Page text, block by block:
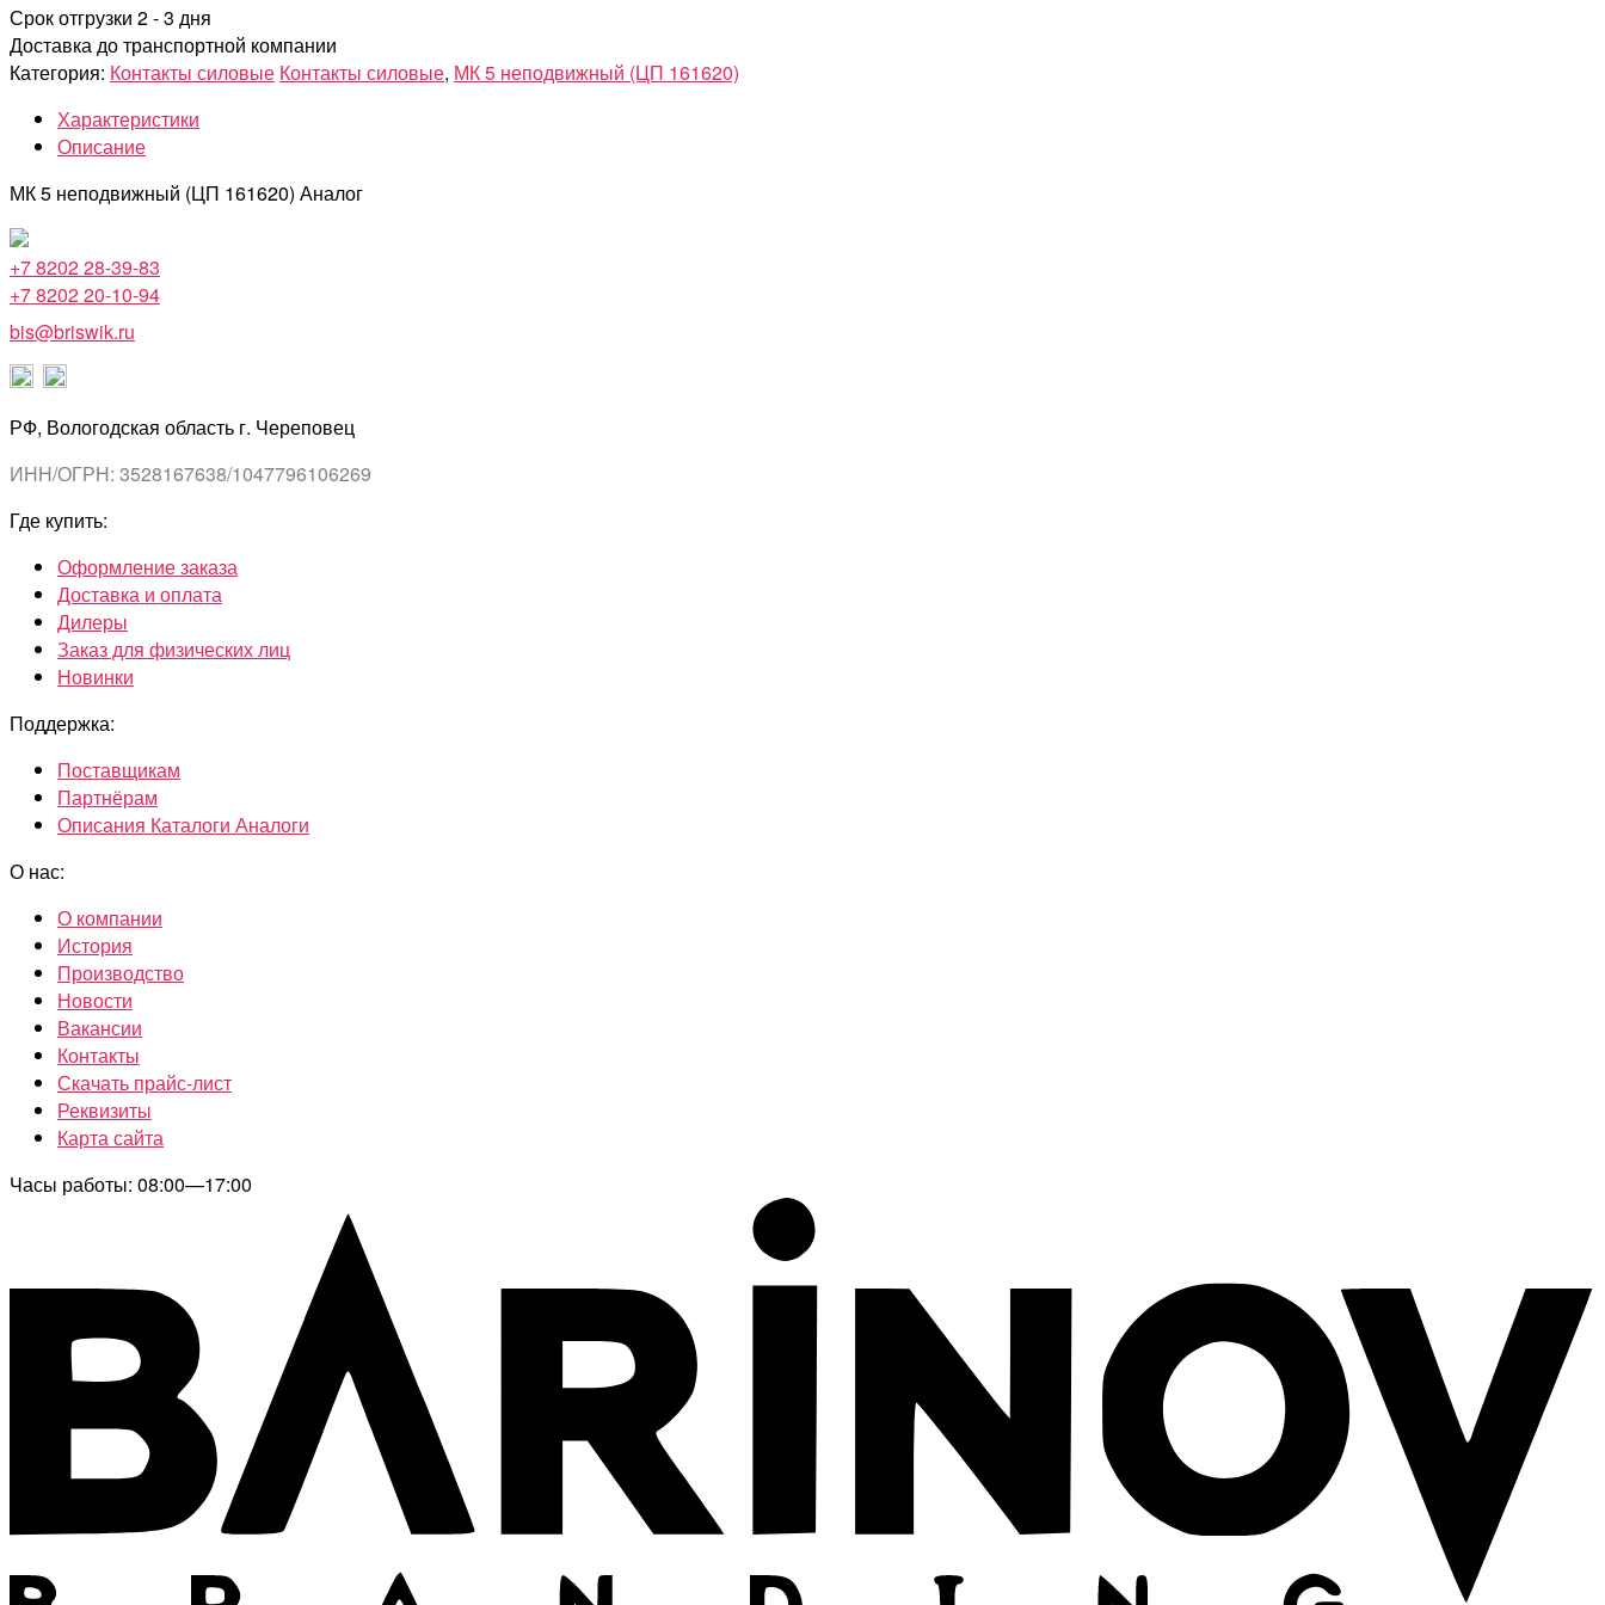
Срок отгрузки 2 - 3 дня
Доставка до транспортной компании
Категория: Контакты силовые Контакты силовые, МК 5 неподвижный (ЦП 161620)
Характеристики
Описание
МК 5 неподвижный (ЦП 161620) Аналог
+7 8202 28-39-83
+7 8202 20-10-94
bis@briswik.ru
РФ, Вологодская область г. Череповец
ИНН/ОГРН: 3528167638/1047796106269
Где купить:
Оформление заказа
Доставка и оплата
Дилеры
Заказ для физических лиц
Новинки
Поддержка:
Поставщикам
Партнёрам
Описания Каталоги Аналоги
О нас:
О компании
История
Производство
Новости
Вакансии
Контакты
Скачать прайс-лист
Реквизиты
Карта сайта
Часы работы: 08:00—17:00